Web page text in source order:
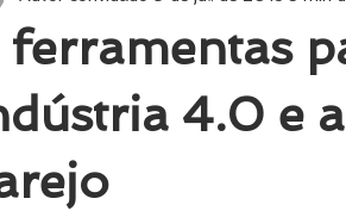
4.0 e